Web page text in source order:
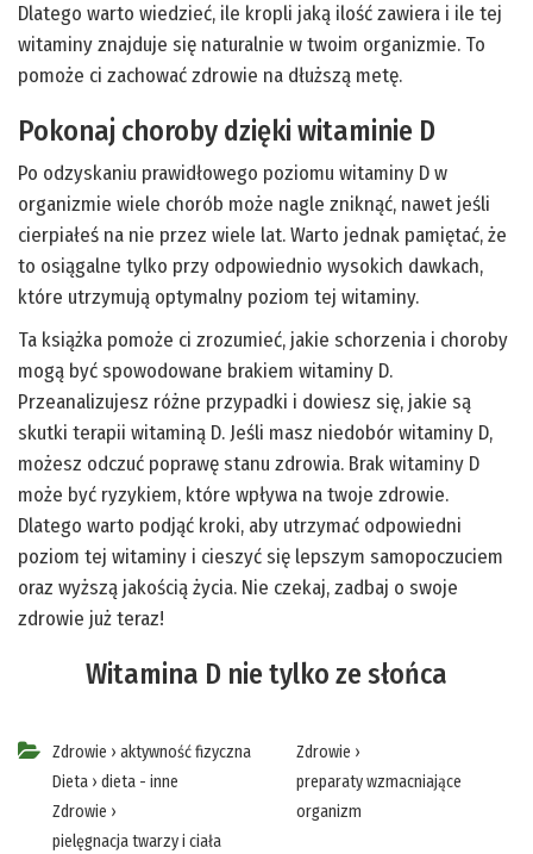
Dlatego warto wiedzieć, ile kropli jaką ilość zawiera i ile tej
witaminy znajduje się naturalnie w twoim organizmie. To
pomoże ci zachować zdrowie na dłuższą metę.
Pokonaj choroby dzięki witaminie D
Po odzyskaniu prawidłowego poziomu witaminy D w
organizmie wiele chorób może nagle zniknąć, nawet jeśli
cierpiałeś na nie przez wiele lat. Warto jednak pamiętać, że
to osiągalne tylko przy odpowiednio wysokich dawkach,
które utrzymują optymalny poziom tej witaminy.
Ta książka pomoże ci zrozumieć, jakie schorzenia i choroby
mogą być spowodowane brakiem witaminy D.
Przeanalizujesz różne przypadki i dowiesz się, jakie są
skutki terapii witaminą D. Jeśli masz niedobór witaminy D,
możesz odczuć poprawę stanu zdrowia. Brak witaminy D
może być ryzykiem, które wpływa na twoje zdrowie.
Dlatego warto podjąć kroki, aby utrzymać odpowiedni
poziom tej witaminy i cieszyć się lepszym samopoczuciem
oraz wyższą jakością życia. Nie czekaj, zadbaj o swoje
zdrowie już teraz!
Witamina D nie tylko ze słońca
Zdrowie › aktywność fizyczna
Dieta › dieta - inne
Zdrowie ›
pielęgnacja twarzy i ciała
Zdrowie ›
preparaty wzmacniające
organizm